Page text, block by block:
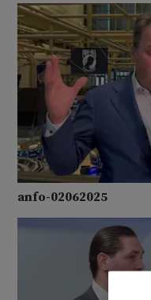
anfo-02062025